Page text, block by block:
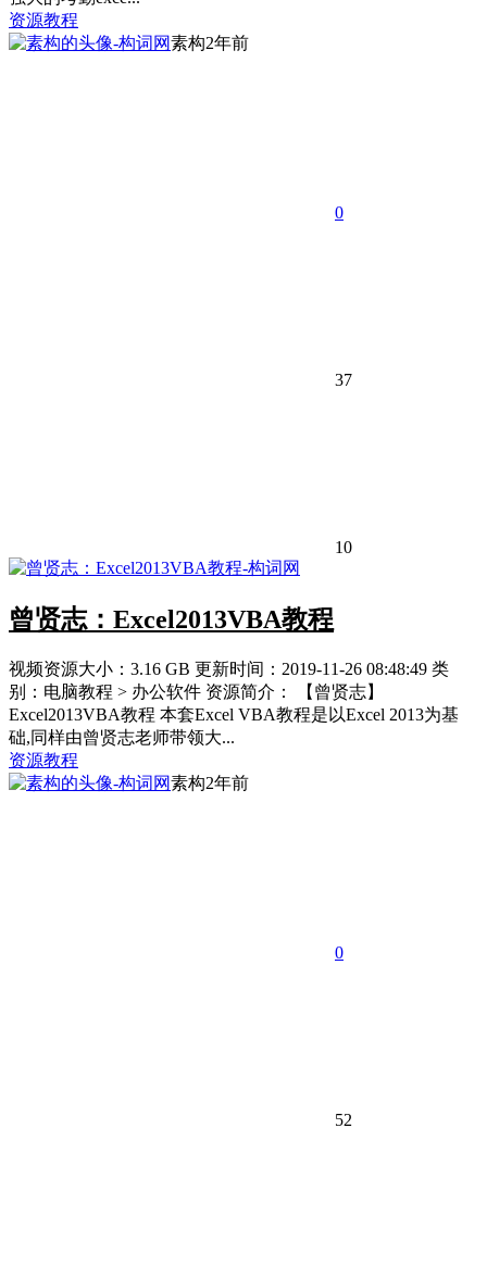
资源教程
素构2年前
0
37
10
曾贤志：Excel2013VBA教程
视频资源大小：3.16 GB 更新时间：2019-11-26 08:48:49 类
别：电脑教程 > 办公软件 资源简介： 【曾贤志】
Excel2013VBA教程 本套Excel VBA教程是以Excel 2013为基
础,同样由曾贤志老师带领大...
资源教程
素构2年前
0
52